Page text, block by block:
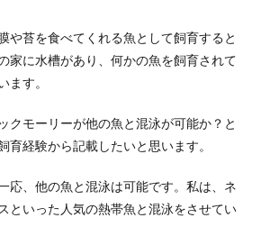
や苔を食べてくれる魚として飼育すると
家に水槽があり、何かの魚を飼育されて
ます。
クモーリーが他の魚と混泳が可能か？と
育経験から記載したいと思います。
応、他の魚と混泳は可能です。私は、ネ
といった人気の熱帯魚と混泳をさせてい